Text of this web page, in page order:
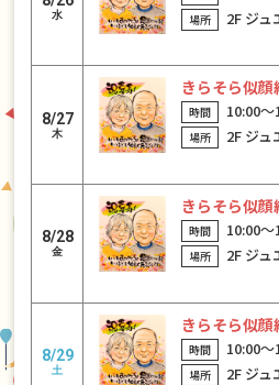
水
2F ジュ
8/27
木
きらそら似顔
10:00〜
2F ジュ
8/28
金
きらそら似顔
10:00〜
2F ジュ
8/29
土
きらそら似顔
10:00〜
2F ジュ